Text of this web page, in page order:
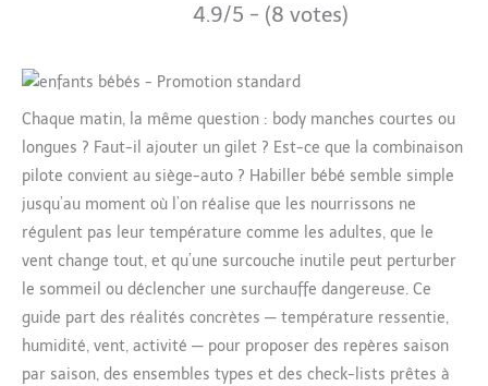
4.9/5 - (8 votes)
Chaque matin, la même question : body manches courtes ou
longues ? Faut-il ajouter un gilet ? Est-ce que la combinaison
pilote convient au siège-auto ? Habiller bébé semble simple
jusqu’au moment où l’on réalise que les nourrissons ne
régulent pas leur température comme les adultes, que le
vent change tout, et qu’une surcouche inutile peut perturber
le sommeil ou déclencher une surchauffe dangereuse. Ce
guide part des réalités concrètes — température ressentie,
humidité, vent, activité — pour proposer des repères saison
par saison, des ensembles types et des check-lists prêtes à